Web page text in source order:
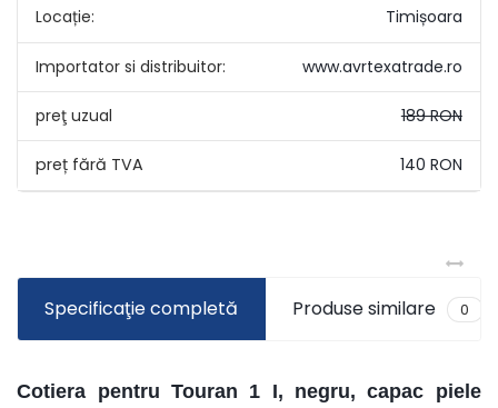
Locație: Timișoara
Importator si distribuitor: www.avrtexatrade.ro
preţ uzual 189 RON
140 RON
Specificaţie completă Produse similare 0
Cotiera pentru Touran 1 I, negru, capac piele